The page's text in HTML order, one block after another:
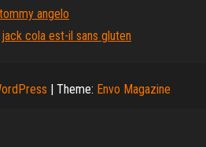
angelo
cola est-il sans gluten
| Theme: Envo Magazine